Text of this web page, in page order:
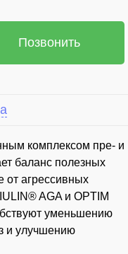
Позвонить
комплексом пре- и
баланс полезных
агрессивных
AGA и OPTIM
уменьшению
и улучшению